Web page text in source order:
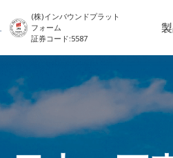
(株)インバウンドプラット
フォーム
証券コード:5587